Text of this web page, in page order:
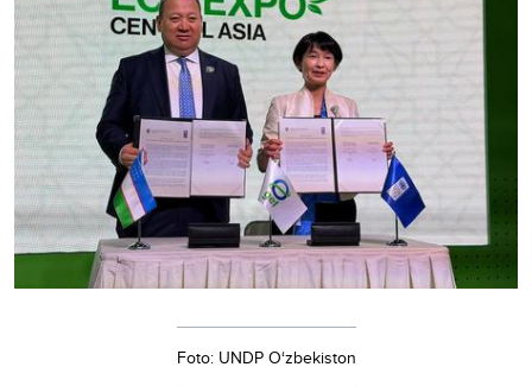
Foto: UNDP O‘zbekiston